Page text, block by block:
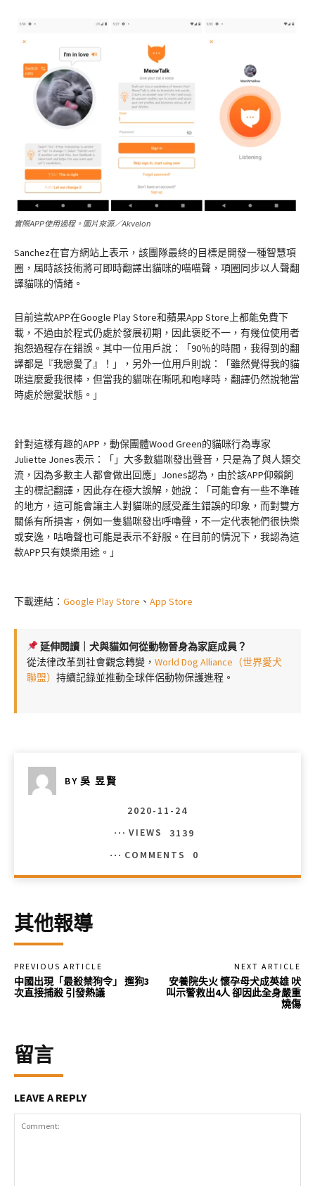
實際APP使用過程。圖片來源／Akvelon
Sanchez在官方網站上表示，該團隊最終的目標是開發一種智慧項
圈，屆時該技術將可即時翻譯出貓咪的喵喵聲，項圈同步以人聲翻
譯貓咪的情緒。
目前這款APP在Google Play Store和蘋果App Store上都能免費下
載，不過由於程式仍處於發展初期，因此褒貶不一，有幾位使用者
抱怨過程存在錯誤。其中一位用戶說：「90％的時間，我得到的翻
譯都是『我戀愛了』！」，另外一位用戶則說：「雖然覺得我的貓
咪這麼愛我很棒，但當我的貓咪在嘶吼和咆哮時，翻譯仍然說牠當
時處於戀愛狀態。」
針對這樣有趣的APP，動保團體Wood Green的貓咪行為專家
Juliette Jones表示：「」大多數貓咪發出聲音，只是為了與人類交
流，因為多數主人都會做出回應」Jones認為，由於該APP仰賴飼
主的標記翻譯，因此存在極大誤解，她說：「可能會有一些不準確
的地方，這可能會讓主人對貓咪的感受產生錯誤的印象，而對雙方
關係有所損害，例如一隻貓咪發出呼嚕聲，不一定代表牠們很快樂
或安逸，咕嚕聲也可能是表示不舒服。在目前的情況下，我認為這
款APP只有娛樂用途。」
下載連結： Google Play Store 、 App Store
延伸閱讀｜犬與貓如何從動物晉身為家庭成員？
從法律改革到社會觀念轉變， World Dog Alliance（世界愛犬
聯盟） 持續記錄並推動全球伴侶動物保護進程。
BY 吳 昱賢
2020-11-24
VIEWS
3139
COMMENTS
0
其他報導
PREVIOUS ARTICLE
中國出現「最殺禁狗令」 遛狗3
次直接捕殺 引發熱議
NEXT ARTICLE
安養院失火 懷孕母犬成英雄 吠
叫示警救出4人 卻因此全身嚴重
燒傷
留言
LEAVE A REPLY